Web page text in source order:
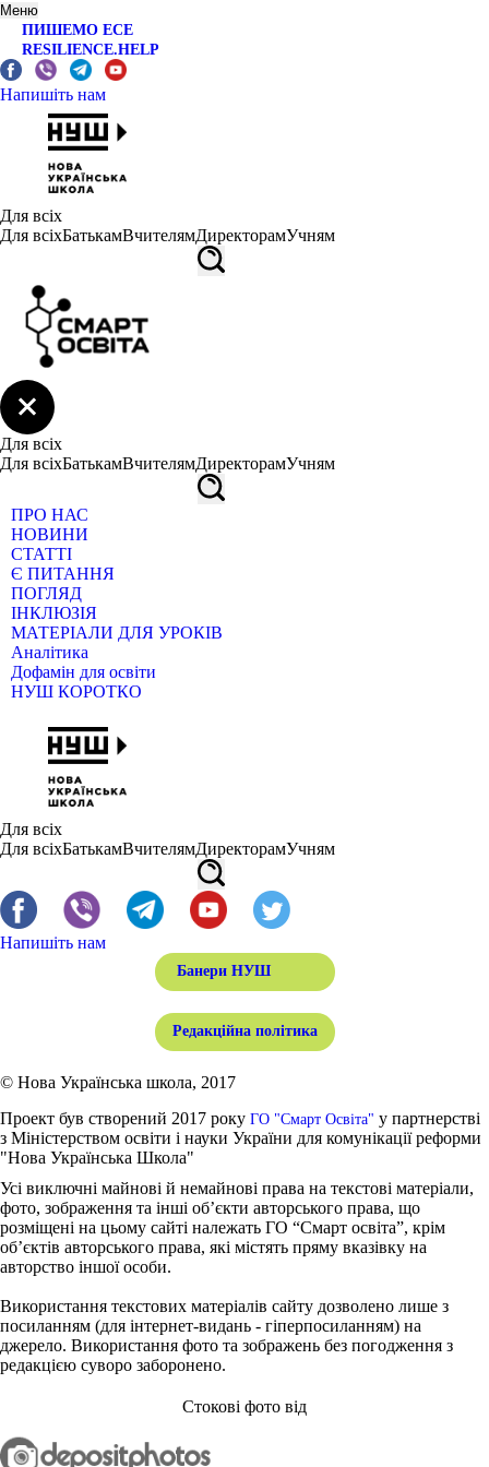
Меню
ПИШЕМО ЕСЕ
RESILIENCE.HELP
Напишіть нам
Для всіх
Для всіхБатькамВчителямДиректорамУчням
Для всіх
Для всіхБатькамВчителямДиректорамУчням
ПРО НАС
НОВИНИ
СТАТТІ
Є ПИТАННЯ
ПОГЛЯД
ІНКЛЮЗІЯ
МАТЕРІАЛИ ДЛЯ УРОКІВ
Аналітика
Дофамін для освіти
НУШ КОРОТКО
Для всіх
Для всіхБатькамВчителямДиректорамУчням
Напишіть нам
Банери НУШ
Редакційна політика
© Нова Українська школа, 2017
Проект був створений 2017 року ГО "Смарт Освіта" у партнерстві
з Міністерством освіти і науки України для комунікації реформи
"Нова Українська Школа"
Усі виключні майнові й немайнові права на текстові матеріали,
фото, зображення та інші об’єкти авторського права, що
розміщені на цьому сайті належать ГО “Смарт освіта”, крім
об’єктів авторського права, які містять пряму вказівку на
авторство іншої особи.
Використання текстових матеріалів сайту дозволено лише з
посиланням (для інтернет-видань - гіперпосиланням) на
джерело. Використання фото та зображень без погодження з
редакцією суворо заборонено.
Стокові фото від